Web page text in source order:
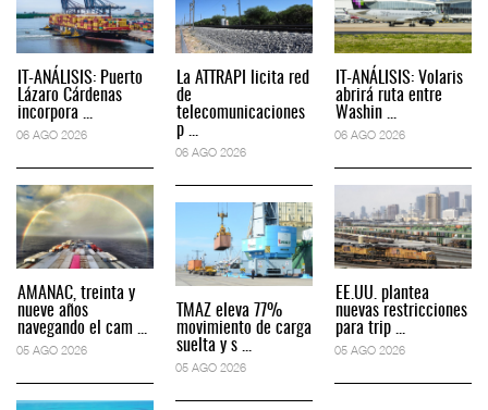
IT-ANÁLISIS: Puerto
Lázaro Cárdenas
incorpora ...
06 AGO 2026
AMANAC, treinta y
nueve años
navegando el cam ...
05 AGO 2026
La ATTRAPI licita red
de
telecomunicaciones
p ...
06 AGO 2026
TMAZ eleva 77%
movimiento de carga
suelta y s ...
05 AGO 2026
IT-ANÁLISIS: Volaris
abrirá ruta entre
Washin ...
06 AGO 2026
EE.UU. plantea
nuevas restricciones
para trip ...
05 AGO 2026